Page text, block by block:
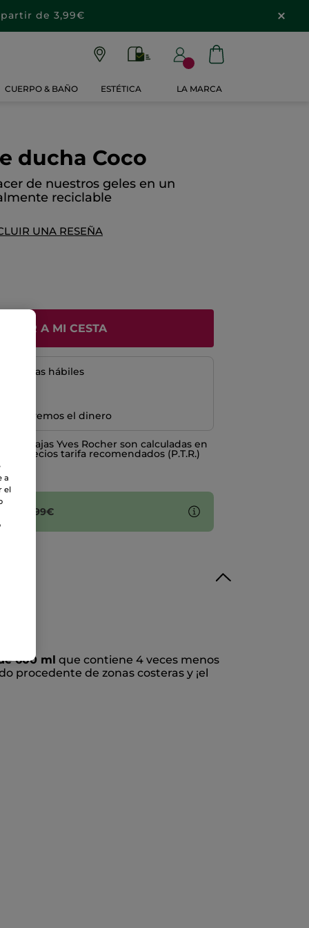
de 3,99€
CUERPO & BAÑO ESTÉTICA LA MARCA
ducha Coco
de nuestros geles en un
reciclable
UNA RESEÑA
A MI CESTA
a 8 días hábiles
devolvemos el dinero
ventajas Yves Rocher son calculadas en
Precios tarifa recomendados (P.T.R.)
10,99€
600 ml que contiene 4 veces menos
procedente de zonas costeras y ¡el
a
el